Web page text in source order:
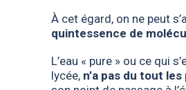
À cet égard, on ne peut
quintessence de
L’eau « pure » ou ce qui
lycée, n’a pas du tout